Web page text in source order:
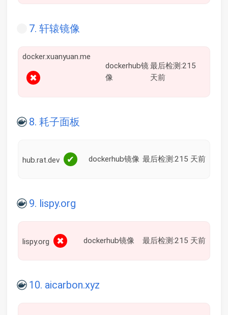
7. 轩辕镜像
docker.xuanyuan.me
✖
dockerhub镜
像
最后检测:215
天前
8. 耗子面板
hub.rat.dev ✔ dockerhub镜像 最后检测:215 天前
9. lispy.org
lispy.org ✖ dockerhub镜像 最后检测:215 天前
10. aicarbon.xyz